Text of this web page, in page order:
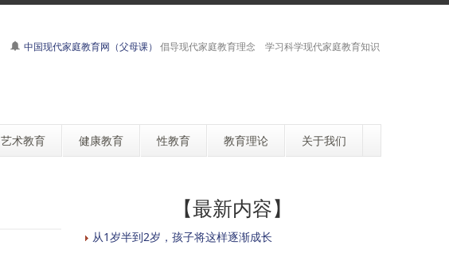
中国现代家庭教育网（父母课） 倡导现代家庭教育理念 学习科学现代家庭教育知识
艺术教育 健康教育 性教育 教育理论 关于我们
【最新内容】
从1岁半到2岁，孩子将这样逐渐成长